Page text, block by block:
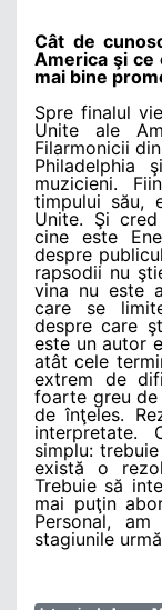
Cât de
America şi
mai bine
Spre finalul
Unite ale
Filarmonicii
muzicieni.
timpului său,
Unite. Şi
cine este
despre
rapsodii nu
vina nu este
care se
despre care
este un autor
atât cele
extrem de
foarte greu
de înţeles.
interpretate.
simplu:
există o
Trebuie să
mai puţin
Personal,
stagiunile